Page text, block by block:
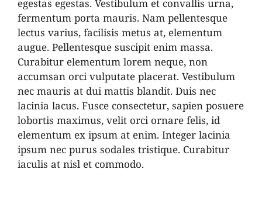
egestas egestas. Vestibulum et convallis urna,
fermentum porta mauris. Nam pellentesque
lectus varius, facilisis metus at, elementum
augue. Pellentesque suscipit enim massa.
Curabitur elementum lorem neque, non
accumsan orci vulputate placerat. Vestibulum
nec mauris at dui mattis blandit. Duis nec
lacinia lacus. Fusce consectetur, sapien posuere
lobortis maximus, velit orci ornare felis, id
elementum ex ipsum at enim. Integer lacinia
ipsum nec purus sodales tristique. Curabitur
iaculis at nisl et commodo.